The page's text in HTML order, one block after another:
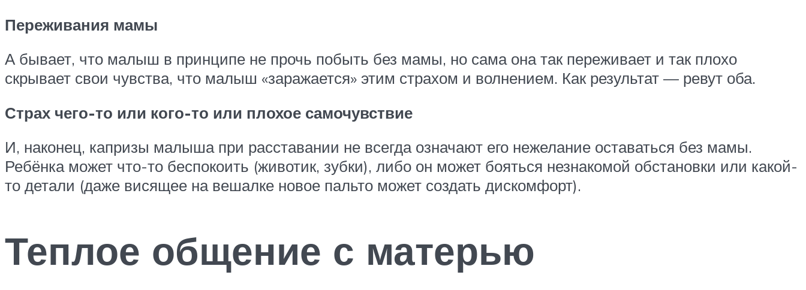
Переживания мамы
А бывает, что малыш в принципе не прочь побыть без мамы, но сама она так переживает и так плохо
скрывает свои чувства, что малыш «заражается» этим страхом и волнением. Как результат — ревут оба.
Страх чего-то или кого-то или плохое самочувствие
И, наконец, капризы малыша при расставании не всегда означают его нежелание оставаться без мамы.
Ребёнка может что-то беспокоить (животик, зубки), либо он может бояться незнакомой обстановки или какой-
то детали (даже висящее на вешалке новое пальто может создать дискомфорт).
Теплое общение с матерью